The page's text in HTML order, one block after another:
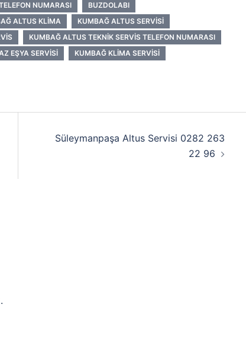
NUMARASI
BUZDOLABI
ALTUS KLIMA
KUMBAĞ ALTUS SERVISI
KUMBAĞ ALTUS TEKNIK SERVIS TELEFON NUMARASI
EŞYA SERVISI
KUMBAĞ KLIMA SERVISI
Süleymanpaşa Altus Servisi 0282 263
22 96
.